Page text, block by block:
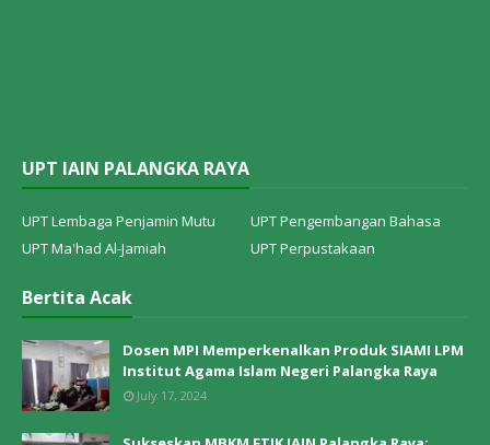
UPT IAIN PALANGKA RAYA
UPT Lembaga Penjamin Mutu
UPT Pengembangan Bahasa
UPT Ma'had Al-Jamiah
UPT Perpustakaan
Bertita Acak
Dosen MPI Memperkenalkan Produk SIAMI LPM
Institut Agama Islam Negeri Palangka Raya
July 17, 2024